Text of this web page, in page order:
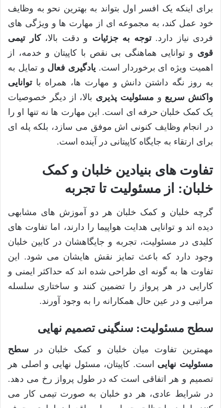
برای اینکه یک افسر اول بتواند به بهترین نحو به وظایف
خود عمل کند، به مجموعه ای از مهارت ها و ویژگی های
فردی نیاز دارد.توجه به جزئیات و دقت بالا،کار تیمی
قوی و توانایی هماهنگی بی نقص با کاپیتان و خدمه، از
اهمیت ویژه ای برخوردار است. یادگیری فعال و تمایل به
به روز نگه داشتن دانش و مهارت ها، همراه باتوانایی
واکنش سریع و مسئولیت پذیری بالا، از دیگر خصوصیات
یک کمک خلبان حرفه ای است. این مهارت ها نه تنها او را
در انجام وظایف کنونی اش موفق می سازد، بلکه پله ای
برای ارتقاء به جایگاه کاپیتانی در آینده است.
تفاوت های بنیادین خلبان و کمک
خلبان: از مسئولیت تا تجربه
گرچه خلبان و کمک خلبان هر دو آموزش های مشابهی
دیده اند و توانایی هدایت هواپیما را دارند، اما تفاوت های
کلیدی در مسئولیت، تجربه و جایگاهشان در کابین خلبان
وجود دارد که باعث تمایز نقش هایشان می شود. این
تفاوت ها به گونه ای طراحی شده اند که حداکثر ایمنی و
کارایی در هر پرواز را تضمین کنند و ساختاری سلسله
مراتبی و در عین حال همکارانه را به وجود آورند.
سطح مسئولیت: سنگینی تصمیم نهایی
مهمترین تفاوت میان خلبان و کمک خلبان در سطح
مسئولیت نهایی است. کاپیتان، مسئول نهایی و اصلی هر
تصمیم و هر اتفاقی است که در طول پرواز رخ می دهد.
در شرایط عادی، هر دو خلبان به صورت تیمی کار می